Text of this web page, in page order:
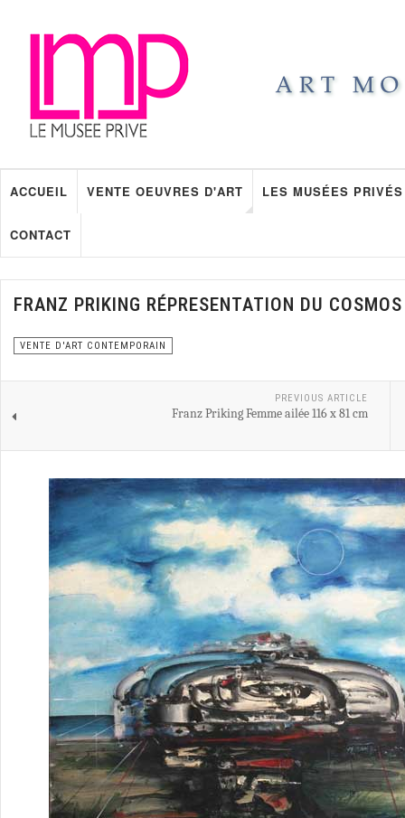
ACCUEIL VENTE OEUVRES D'ART LES MUSÉES PRIVÉS
CONTACT
FRANZ PRIKING RÉPRESENTATION DU COSMOS
VENTE D'ART CONTEMPORAIN
PREVIOUS ARTICLE
Franz Priking Femme ailée 116 x 81 cm